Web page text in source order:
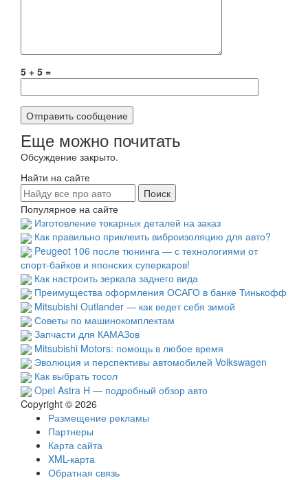
5 + 5 =
Еще можно почитать
Обсуждение закрыто.
Найти на сайте
Популярное на сайте
Изготовление токарных деталей на заказ
Как правильно приклеить виброизоляцию для авто?
Peugeot 106 после тюнинга — с технологиями от
спорт-байков и японских суперкаров!
Как настроить зеркала заднего вида
Преимущества оформления ОСАГО в банке Тинькофф
Mitsubishi Outlander — как ведет себя зимой
Советы по машинокомплектам
Запчасти для КАМАЗов
Mitsubishi Motors: помощь в любое время
Эволюция и перспективы автомобилей Volkswagen
Как выбрать тосол
Opel Astra H — подробный обзор авто
Copyright © 2026
Размещение рекламы
Партнеры
Карта сайта
XML-карта
Обратная связь